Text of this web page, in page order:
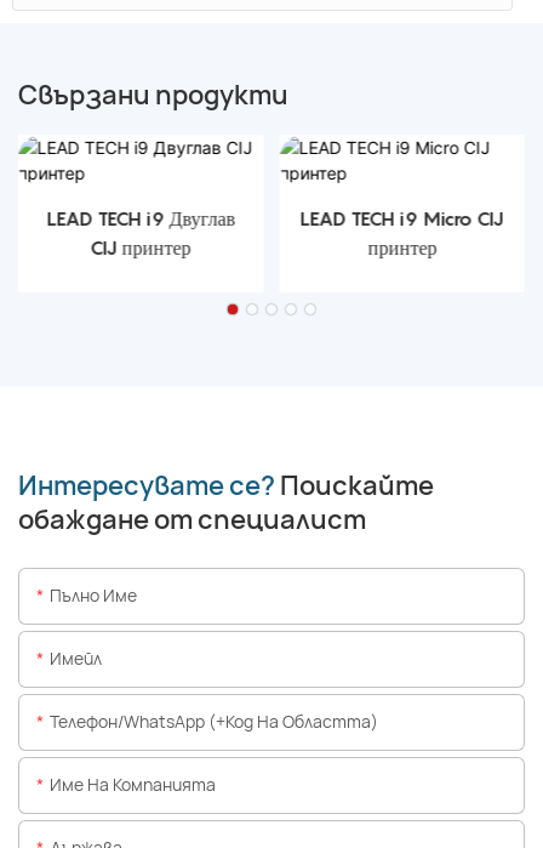
Свързани продукти
LEAD TECH i9 Двуглав
CIJ принтер
LEAD TECH i9 Micro CIJ
принтер
Интересувате се? Поискайте
обаждане от специалист
Пълно Име
Имейл
Телефон/WhatsApp (+Код На Областта)
Име На Компанията